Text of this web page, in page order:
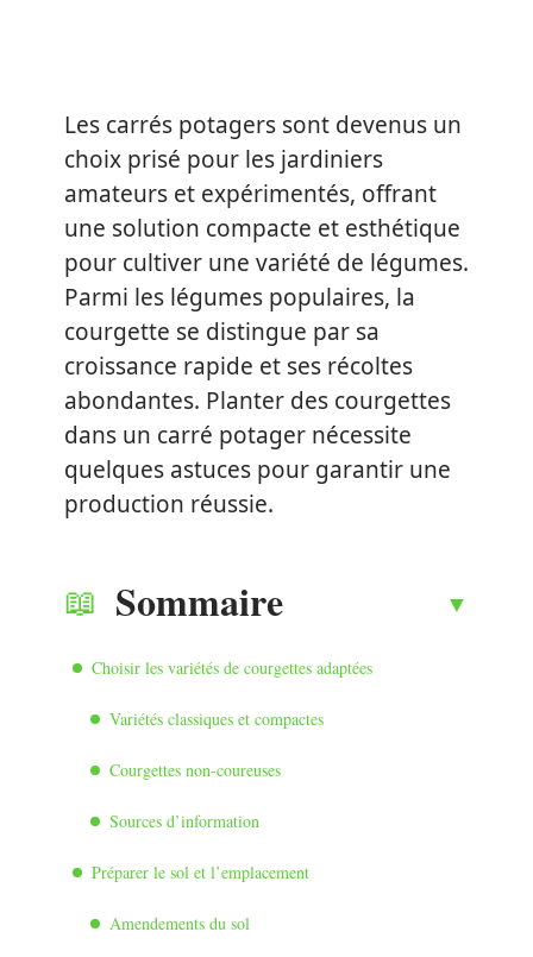
Les carrés potagers sont devenus un
choix prisé pour les jardiniers
amateurs et expérimentés, offrant
une solution compacte et esthétique
pour cultiver une variété de légumes.
Parmi les légumes populaires, la
courgette se distingue par sa
croissance rapide et ses récoltes
abondantes. Planter des courgettes
dans un carré potager nécessite
quelques astuces pour garantir une
production réussie.
Sommaire
Choisir les variétés de courgettes adaptées
Variétés classiques et compactes
Courgettes non-coureuses
Sources d’information
Préparer le sol et l’emplacement
Amendements du sol